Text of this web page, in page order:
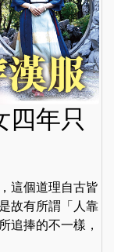
四年只
這個道理自古皆
故有所謂「人靠
追捧的不一樣，